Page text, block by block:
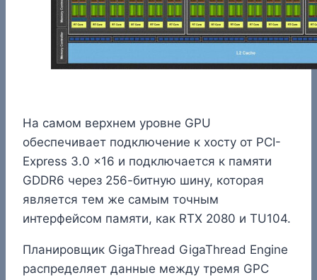
На самом верхнем уровне GPU
обеспечивает подключение к хосту от PCI-
Express 3.0 x16 и подключается к памяти
GDDR6 через 256-битную шину, которая
является тем же самым точным
интерфейсом памяти, как RTX 2080 и TU104.
Планировщик GigaThread GigaThread Engine
распределяет данные между тремя GPC